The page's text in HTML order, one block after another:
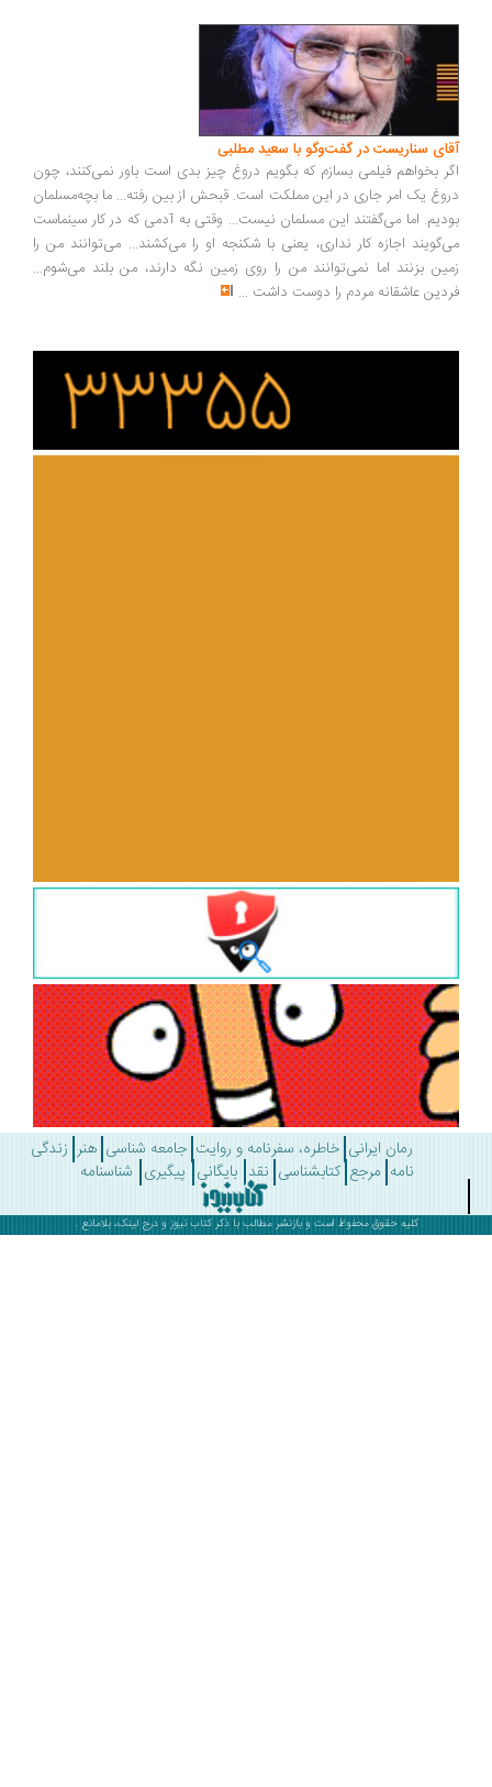
سناریست در گفت‌وگو با سعید مطلبی
بخواهم فیلمی بسازم که بگویم دروغ چیز بدی است باور نمی‌کنند، چون
یک امر جاری در این مملکت است. قبحش از بین رفته... ما بچه‌مسلمان
اما می‌گفتند این مسلمان نیست... وقتی به آدمی که در کار سینماست
اجازه کار نداری، یعنی با شکنجه او را می‌کشند... می‌توانند من را
بزنند اما نمی‌توانند من را روی زمین نگه دارند، من بلند می‌شوم...
عاشقانه مردم را دوست داشت ...
رمان ایرانی خاطره، سفرنامه و روایت جامعه شناسی هنر زندگی
مرجع کتابشناسی نقد بایگانی پیگیری شناسنامه
کلیه حقوق محفوظ است و بازنشر مطالب با ذکرکتاب نیوز و درج لینک، بلامانع .